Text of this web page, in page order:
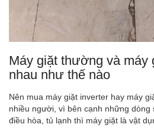
Máy giặt thường và máy
nhau như thế nào
Nên mua máy giặt inverter hay máy
nhiều người, vì bên cạnh những
điều hòa, tủ lạnh thì máy giặt là vật